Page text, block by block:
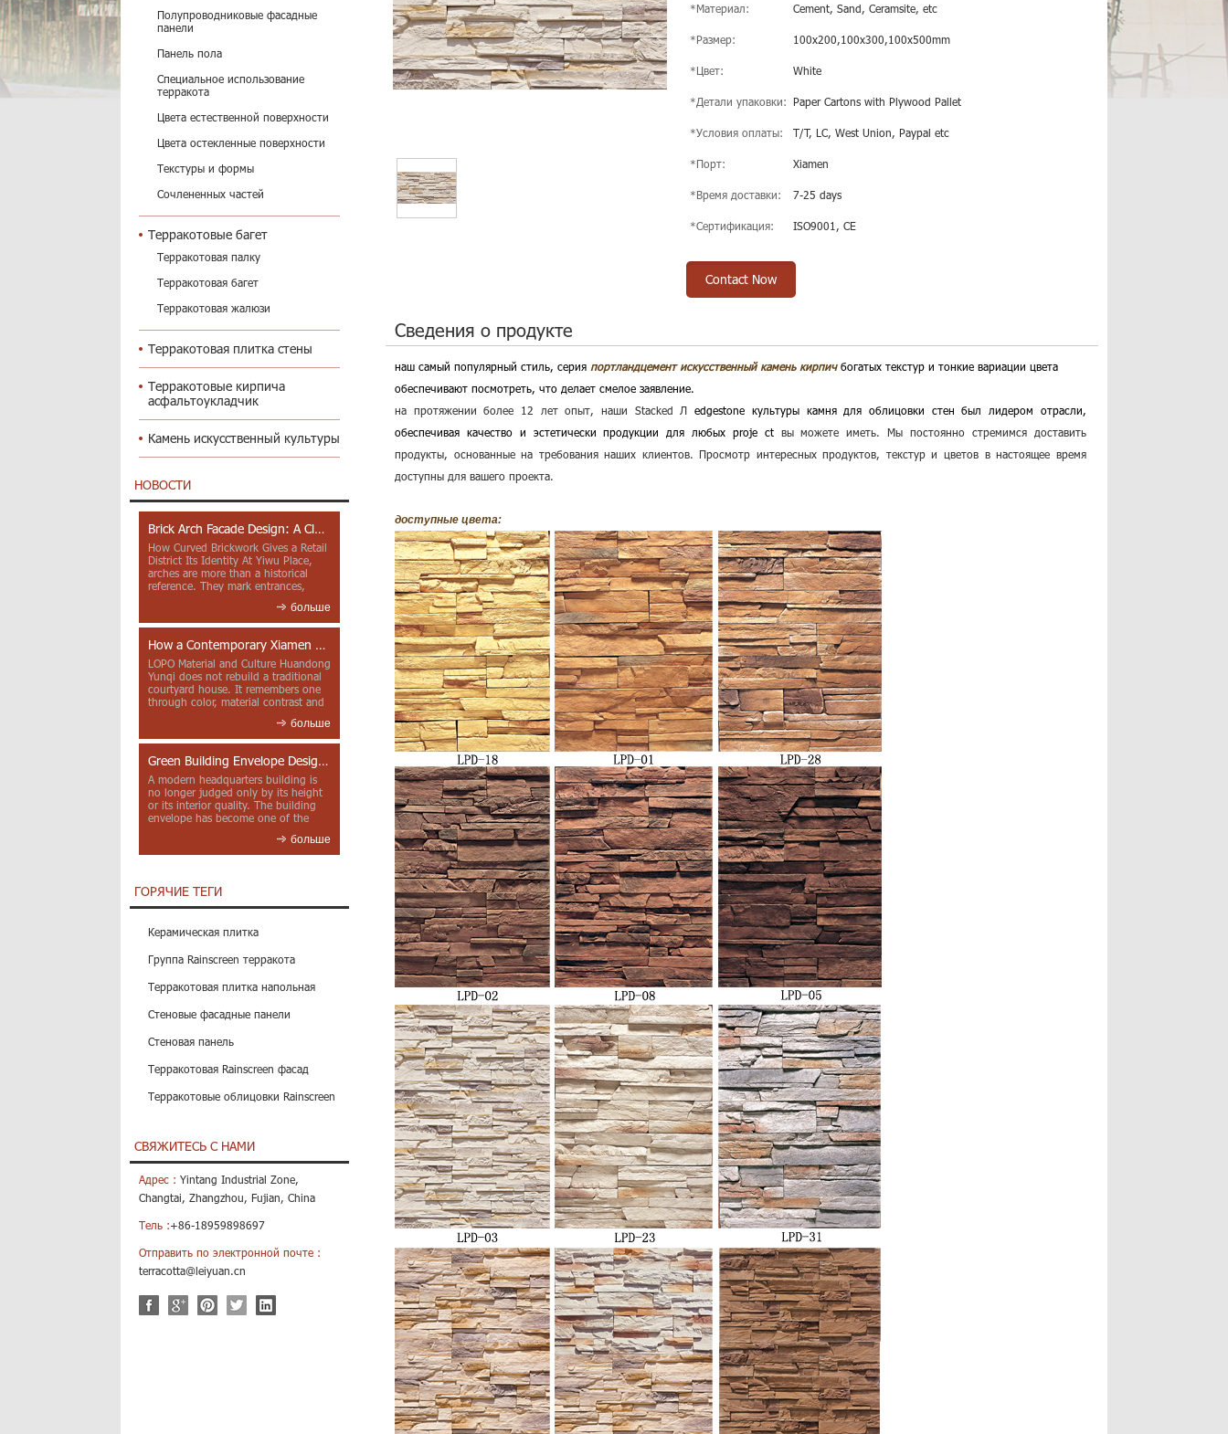
Полупроводниковые фасадные
панели
Панель пола
Специальное использование
терракота
Цвета естественной поверхности
Цвета остекленные поверхности
Текстуры и формы
Сочлененных частей
Терракотовые багет
Терракотовая палку
Терракотовая багет
Терракотовая жалюзи
Терракотовая плитка стены
Терракотовые кирпича
асфальтоукладчик
Камень искусственный культуры
НОВОСТИ
Brick Arch Facade Design: A Closer Look at Yiwu Place
How Curved Brickwork Gives a Retail
District Its Identity At Yiwu Place,
arches are more than a historical
reference. They mark entrances,
больше
How a Contemporary Xiamen Project Reframes Minnan Red Brick
LOPO Material and Culture Huandong
Yunqi does not rebuild a traditional
courtyard house. It remembers one
through color, material contrast and
больше
Green Building Envelope Design: Clay Sunscreen Fins for Modern Headquarters Architecture
A modern headquarters building is
no longer judged only by its height
or its interior quality. The building
envelope has become one of the
больше
ГОРЯЧИЕ ТЕГИ
Керамическая плитка
Группа Rainscreen терракота
Терракотовая плитка напольная
Стеновые фасадные панели
Стеновая панель
Терракотовая Rainscreen фасад
Терракотовые облицовки Rainscreen
СВЯЖИТЕСЬ С НАМИ
Адрес : Yintang Industrial Zone,
Changtai, Zhangzhou, Fujian, China
Тель :+86-18959898697
Отправить по электронной почте :
terracotta@leiyuan.cn
*Материал: Cement, Sand, Ceramsite, etc
*Размер: 100x200,100x300,100x500mm
*Цвет: White
*Детали упаковки: Paper Cartons with Plywood Pallet
*Условия оплаты: T/T, LC, West Union, Paypal etc
*Порт: Xiamen
*Время доставки: 7-25 days
*Сертификация: ISO9001, CE
Contact Now
Сведения о продукте
наш самый популярный стиль, серия портландцемент искусственный камень кирпич богатых текстур и тонкие вариации цвета
обеспечивают посмотреть, что делает смелое заявление.
на протяжении более 12 лет опыт, наши Stacked Лedgestone культуры камня для облицовки стен был лидером отрасли,
обеспечивая качество и эстетически продукции для любых proje ct вы можете иметь. Мы постоянно стремимся доставить
продукты, основанные на требования наших клиентов. Просмотр интересных продуктов, текстур и цветов в настоящее время
доступны для вашего проекта.
доступные цвета: